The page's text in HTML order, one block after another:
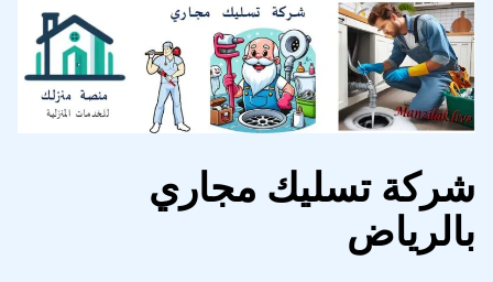
شركة تسليك مجاري
بالرياض